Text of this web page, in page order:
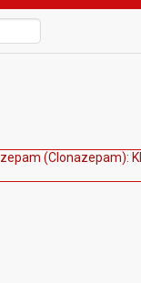
zepam (Conazepam): K